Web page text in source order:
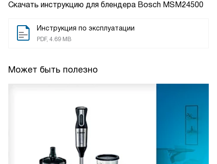
Скачать инструкцию для блендера Bosch MSM24500
Инструкция по эксплуатации
PDF, 4.69 MB
Может быть полезно